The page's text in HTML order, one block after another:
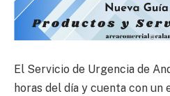
El Servicio de Urgencia de
horas del día y cuenta con un